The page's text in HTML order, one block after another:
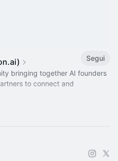
Segui
bringing together AI founders
to connect and
a chapter in your city!